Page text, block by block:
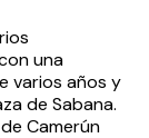
una
varios años y
de Sabana.
Camerún